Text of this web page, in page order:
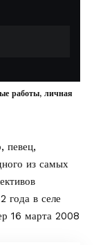
работы, личная
певец,
из самых
года в селе
16 марта 2008